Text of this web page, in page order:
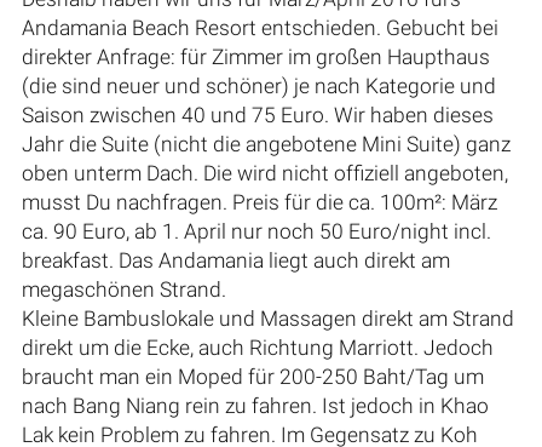
Andamania Beach Resort entschieden. Gebucht bei
direkter Anfrage: für Zimmer im großen Haupthaus
(die sind neuer und schöner) je nach Kategorie und
Saison zwischen 40 und 75 Euro. Wir haben dieses
Jahr die Suite (nicht die angebotene Mini Suite) ganz
oben unterm Dach. Die wird nicht offiziell angeboten,
musst Du nachfragen. Preis für die ca. 100m²: März
ca. 90 Euro, ab 1. April nur noch 50 Euro/night incl.
breakfast. Das Andamania liegt auch direkt am
megaschönen Strand.
Kleine Bambuslokale und Massagen direkt am Strand
direkt um die Ecke, auch Richtung Marriott. Jedoch
braucht man ein Moped für 200-250 Baht/Tag um
nach Bang Niang rein zu fahren. Ist jedoch in Khao
Lak kein Problem zu fahren. Im Gegensatz zu Koh